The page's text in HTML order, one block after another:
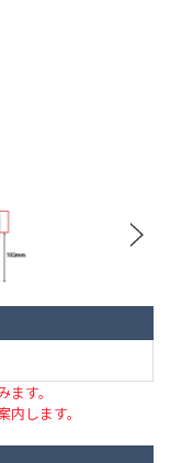
す。
します。